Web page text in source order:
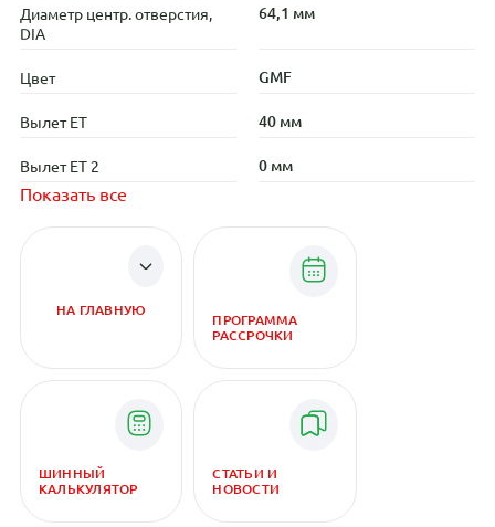
Диаметр центр. отверстия,
DIA
64,1 мм
Цвет GMF
Вылет ET 40 мм
Вылет ET 2 0 мм
Показать все
НА ГЛАВНУЮ
ПРОГРАММА
РАССРОЧКИ
ШИННЫЙ
КАЛЬКУЛЯТОР
СТАТЬИ И
НОВОСТИ